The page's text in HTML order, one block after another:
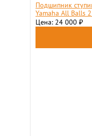
Подшипник
Yamaha All Balls
Цена: 24 000 ₽